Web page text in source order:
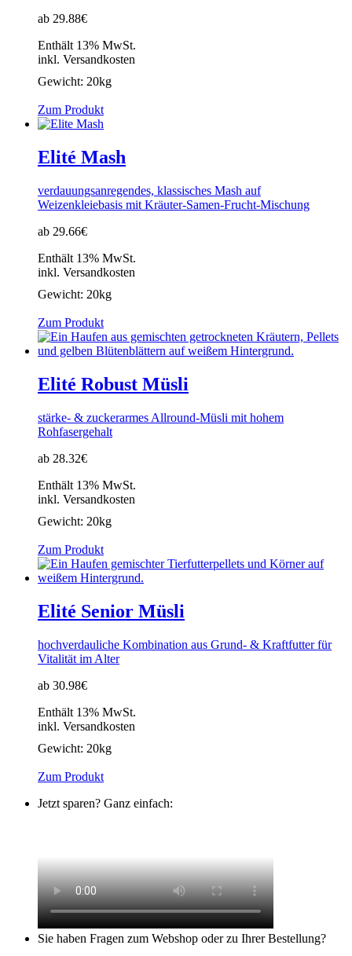
ab 29.88€
Enthält 13% MwSt.
inkl. Versandkosten
Gewicht: 20kg
Zum Produkt
Elité Mash
verdauungsanregendes, klassisches Mash auf
Weizenkleiebasis mit Kräuter-Samen-Frucht-Mischung
ab 29.66€
Enthält 13% MwSt.
inkl. Versandkosten
Gewicht: 20kg
Zum Produkt
Elité Robust Müsli
stärke- & zuckerarmes Allround-Müsli mit hohem
Rohfasergehalt
ab 28.32€
Enthält 13% MwSt.
inkl. Versandkosten
Gewicht: 20kg
Zum Produkt
Elité Senior Müsli
hochverdauliche Kombination aus Grund- & Kraftfutter für
Vitalität im Alter
ab 30.98€
Enthält 13% MwSt.
inkl. Versandkosten
Gewicht: 20kg
Zum Produkt
Jetzt sparen? Ganz einfach:
Sie haben Fragen zum Webshop oder zu Ihrer Bestellung?